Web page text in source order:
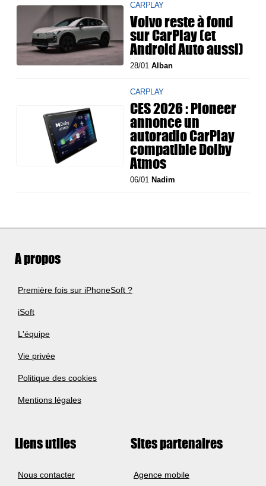
CARPLAY
Volvo reste à fond
sur CarPlay (et
Android Auto aussi)
28/01Alban
CARPLAY
CES 2026 : Pioneer
annonce un
autoradio CarPlay
compatible Dolby
Atmos
06/01 Nadim
A propos
Première fois sur iPhoneSoft ?
iSoft
L'équipe
Vie privée
Politique des cookies
Mentions légales
Liens utiles
Nous contacter
Sites partenaires
Agence mobile